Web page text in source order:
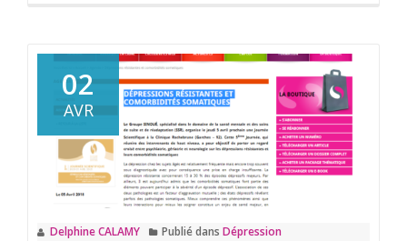
surSoigner
dépression.
02
AVR
Delphine CALAMY Publié dans Dépression